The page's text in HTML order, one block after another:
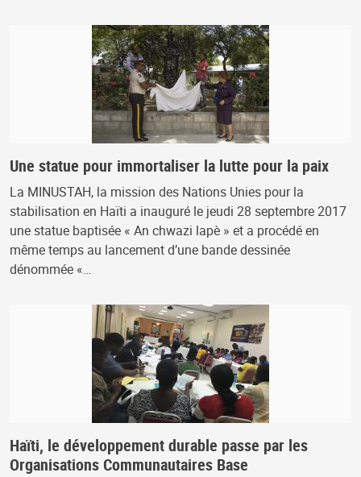
Une statue pour immortaliser la lutte pour la paix
La MINUSTAH, la mission des Nations Unies pour la
stabilisation en Haïti a inauguré le jeudi 28 septembre 2017
une statue baptisée « An chwazi lapè » et a procédé en
même temps au lancement d’une bande dessinée
dénommée «…
Haïti, le développement durable passe par les
Organisations Communautaires Base